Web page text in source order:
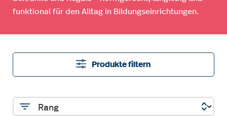
funktional für den Alltag in Bildungseinrichtungen.
Produkte filtern